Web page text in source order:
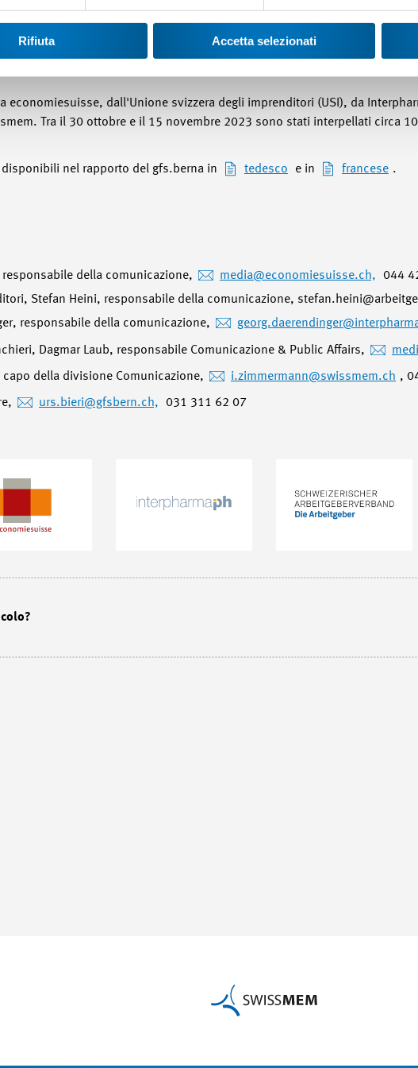
Rifiuta Accetta selezionati
Comitato di Interpharma
economiesuisse, dall'Unione svizzera degli imprenditori (USI), da
Tra il 30 ottobre e il 15 novembre 2023 sono stati interpellati circa
nel rapporto del gfs.berna in tedesco e in francese .
della comunicazione, media@economiesuisse.ch,
044
Stefan Heini, responsabile della comunicazione,
responsabile della comunicazione,
georg.daerendinger
Dagmar Laub, responsabile Comunicazione & Public Affairs,
della divisione Comunicazione, i.zimmermann@swissmem.ch ,
urs.bieri@gfsbern.ch, 031 311 62 07